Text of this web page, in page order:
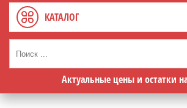
КАТАЛОГ
Актуальные цены и остатки